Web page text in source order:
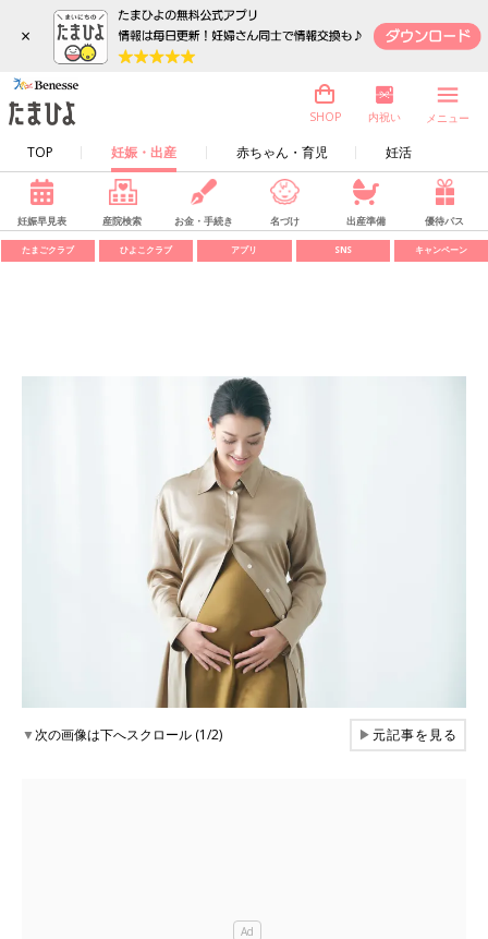
×
TOP 妊娠・出産 赤ちゃん・育児 妊活
SHOP 内祝い メニュー
妊娠早見表 産院検索 お金・手続き 名づけ 出産準備 優待パス
たまごクラブ ひよこクラブ アプリ SNS キャンペーン
▼次の画像は下へスクロール (1/2) ▶元記事を見る